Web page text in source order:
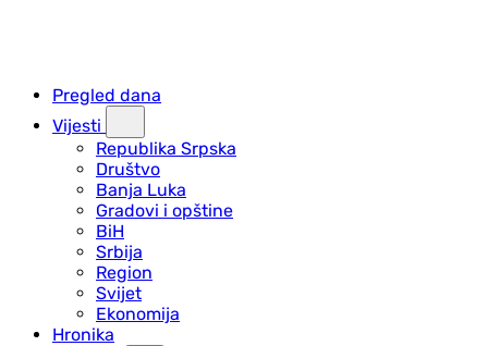
Pregled dana
Vijesti
Republika Srpska
Društvo
Banja Luka
Gradovi i opštine
BiH
Srbija
Region
Svijet
Ekonomija
Hronika